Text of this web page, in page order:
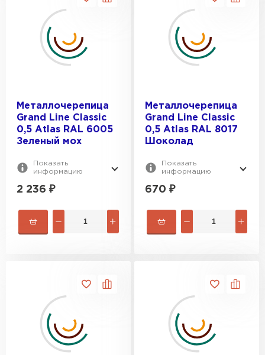
1180
1183
1190
ПОЛЕЗНАЯ ШИРИНА, ММ:
40
1085
ВЕС, КГ:
3.77
3.94
Металлочерепица
Grand Line Classic
0,5 Atlas RAL 6005
Зеленый мох
Показать
информацию
2 236 ₽
Металлочерепица
Grand Line Classic
0,5 Atlas RAL 8017
Шоколад
Показать
информацию
670 ₽